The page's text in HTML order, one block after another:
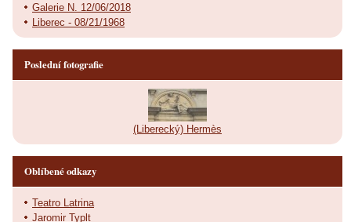
Galerie N. 12/06/2018
Liberec - 08/21/1968
Poslední fotografie
(Liberecký) Hermès
Oblíbené odkazy
Teatro Latrina
Jaromir Typlt